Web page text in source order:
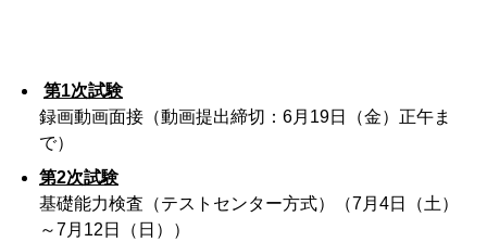
第1次試験
録画動画面接（動画提出締切：6月19日（金）正午ま
で）
第2次試験
基礎能力検査（テストセンター方式）（7月4日（土）
～7月12日（日））